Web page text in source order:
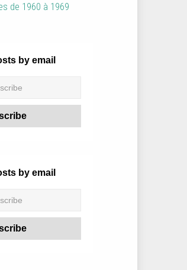
de 1960 à 1969
by email
by email